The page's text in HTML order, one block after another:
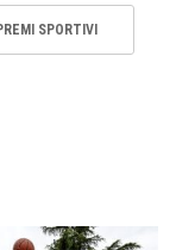
SPORTIVI